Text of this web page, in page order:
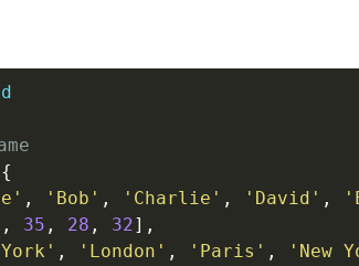
{
, 'Bob' , 'Charlie' , 'David' ,
, 35 , 28 , 32] ,
, 'London' , 'Paris' , 'New